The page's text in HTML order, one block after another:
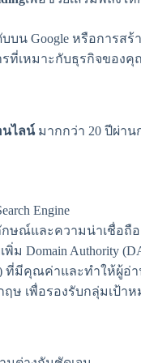
Google หรือการส
รที่เหมาะกับธุรกิจของ
นไลน์มากกว่า 20 ปีผ่า
Engine
กษณ์และความน่าเชื่อถือ
Domain Authority
) ที่มีคุณค่าและทำให้ผู้อ่
ษ เพื่อรองรับกลุ่มเป้า